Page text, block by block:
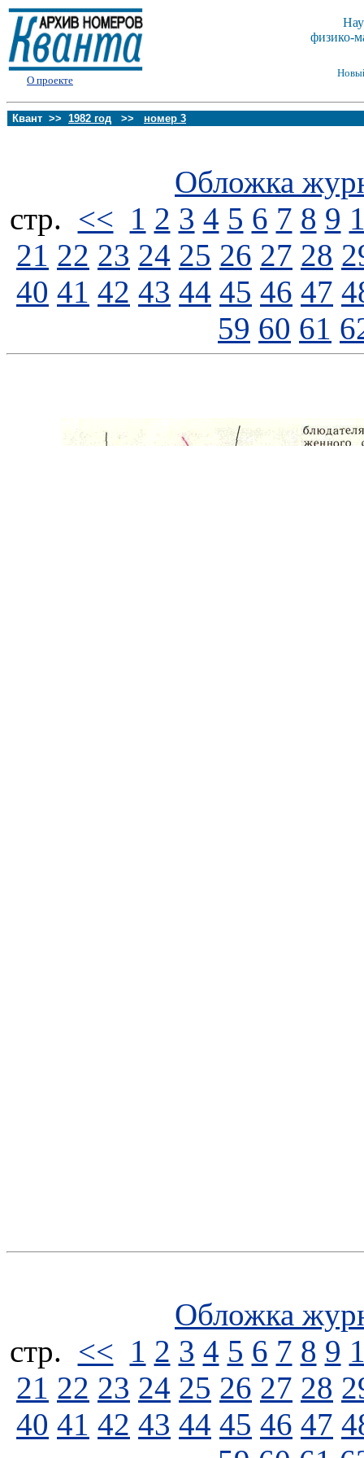
О проекте
физико-
Квант >> 1982 год >> номер 3
Обложка
стp. << 1 2 3 4 5 6 7 8 9
21 22 23 24 25 26 27 28
40 41 42 43 44 45 46 47
59 60 61
Обложка
стp. << 1 2 3 4 5 6 7 8 9
21 22 23 24 25 26 27 28
40 41 42 43 44 45 46 47